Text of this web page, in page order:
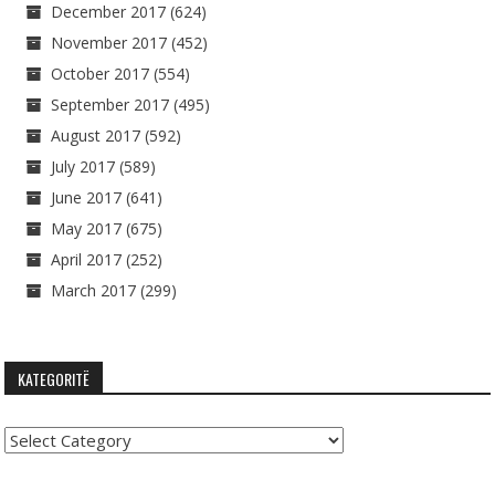
December 2017 (624)
November 2017 (452)
October 2017 (554)
September 2017 (495)
August 2017 (592)
July 2017 (589)
June 2017 (641)
May 2017 (675)
April 2017 (252)
March 2017 (299)
KATEGORITË
Kategoritë